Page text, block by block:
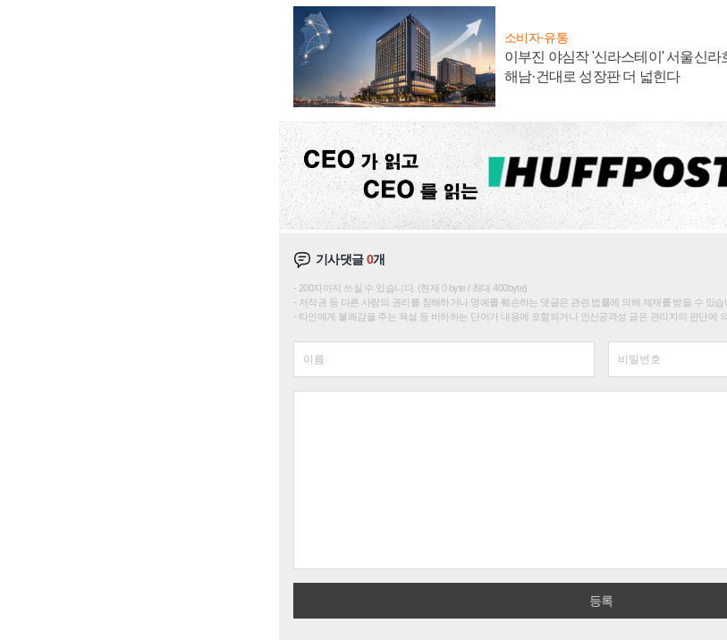
소비자·유통
이부진 야심작 '신라스테이' 서울신라
해남·건대로 성장판 더 넓힌다
기사댓글0개
200자까지 쓰실 수 있습니다. (현재 0 byte / 최대 400byte)
저작권 등 다른 사람의 권리를 침해하거나 명예를 훼손하는 댓글은 관련 법률에 의해 제재를 받을 수 있습
타인에게 불쾌감을 주는 욕설 등 비하하는 단어가 내용에 포함되거나 인신공격성 글은 관리자의 판단에